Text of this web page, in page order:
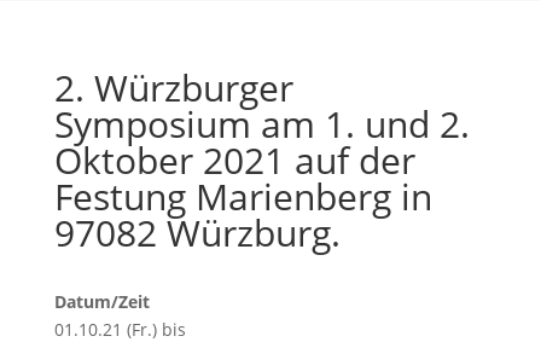
2. Würzburger
Symposium am 1. und 2.
Oktober 2021 auf der
Festung Marienberg in
97082 Würzburg.
Datum/Zeit
01.10.21 (Fr.) bis